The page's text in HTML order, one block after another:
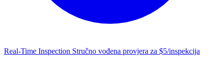
Real-Time Inspection Stručno vođena provjera za $5/inspekcija